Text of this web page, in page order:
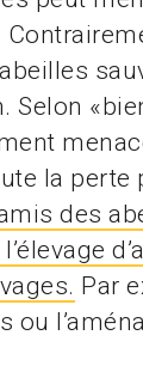
la perte
des
Par
ou